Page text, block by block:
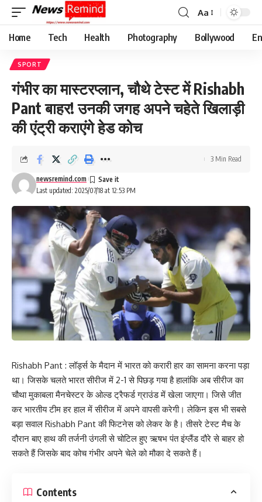
Font
Resizer
Aa
Home Tech Health Photography Bollywood
SPORT
गंभीर का मास्टरप्लान, चौथे टेस्ट में Rishabh
Pant बाहर! उनकी जगह अपने चहेते खिलाड़ी
की एंट्री कराएंगे हेड कोच
Last updated: 2025/07/18 at 12:53 PM
newsremind.com
3 Min Read
Rishabh Pant : लॉर्ड्स के मैदान में भारत को करारी हार का सामना करना पड़ा
था। जिसके चलते भारत सीरीज में 2-1 से पिछड़ गया है हालांकि अब सीरीज का
चौथा मुकाबला मैनचेस्टर के ओल्ड ट्रैफर्ड ग्राउंड में खेला जाएगा। जिसे जीत
कर भारतीय टीम हर हाल में सीरीज में अपने वापसी करेगी। लेकिन इस भी सबसे
बड़ा सवाल Rishabh Pant की फिटनेस को लेकर के है। तीसरे टेस्ट मैच के
दौरान बाए हाथ की तर्जनी उंगली से चोटिल हुए ऋषभ पंत इंग्लैंड दौरे से बाहर हो
सकते हैं जिसके बाद कोच गंभीर अपने चेले को मौका दे सकते हैं।
Contents